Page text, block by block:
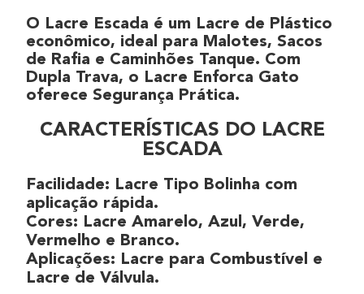
O Lacre Escada é um Lacre de Plástico
econômico, ideal para Malotes, Sacos
de Rafia e Caminhões Tanque. Com
Dupla Trava, o Lacre Enforca Gato
oferece Segurança Prática.
CARACTERÍSTICAS DO LACRE
ESCADA
Facilidade: Lacre Tipo Bolinha com
aplicação rápida.
Cores: Lacre Amarelo, Azul, Verde,
Vermelho e Branco.
Aplicações: Lacre para Combustível
e
Lacre de Válvula.